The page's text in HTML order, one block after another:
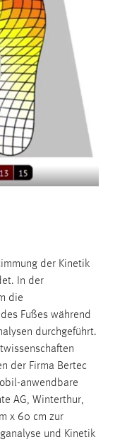
der Kinetik
In der
die
Fußes während
durchgeführt.
der Firma Bertec
anwendbare
AG, Winterthur,
x 60 cm zur
und Kinetik